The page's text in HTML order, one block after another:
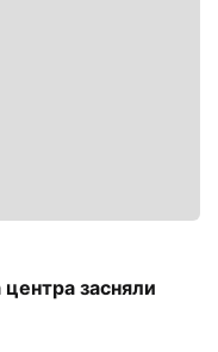
засняли